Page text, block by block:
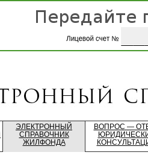
ЭЛЕКТРОННЫЙ
СПРАВОЧНИК
ЖИЛФОНДА
ВОПРОС —